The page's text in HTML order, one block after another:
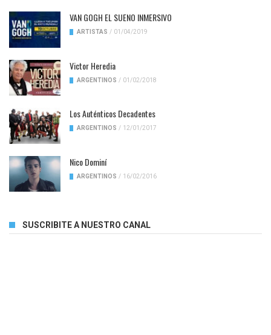
VAN GOGH EL SUENO INMERSIVO
ARTISTAS / 01/04/2019
Victor Heredia
ARGENTINOS / 01/02/2018
Los Auténticos Decadentes
ARGENTINOS / 12/01/2017
Nico Dominí
ARGENTINOS / 16/02/2016
SUSCRIBITE A NUESTRO CANAL